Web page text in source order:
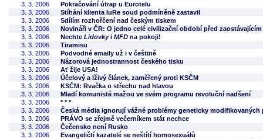
3. 3. 2006
Pokračování útrap u Eurotelu
3. 3. 2006
Stíhání klienta IuRe soud podmíněně zastavil
3. 3. 2006
Sdílím rozhořčení nad českým tiskem
3. 3. 2006
Novináři v ČR: O jedno celé civilizační období před
3. 3. 2006
Nechte Lidovkyi MFD na pokoji!
3. 3. 2006
Tiramisu
3. 3. 2006
Podvodné emaily už i v češtině
3. 3. 2006
Názorová jednostrannost českého tisku
3. 3. 2006
Ať žije USA!
3. 3. 2006
Účelový a lživý článek, zaměřený proti KSČM
3. 3. 2006
KSČM: Rvačka o střechu nad hlavou
3. 3. 2006
Mladí komunisté mažou ve svém programu revoluční nadšení
3. 3. 2006
* * *
3. 3. 2006
Česká média ignorují vážné problémy geneticky modifikovaných
3. 3. 2006
PRÁVO se zřejmě večerníkem stát nechce
3. 3. 2006
Čečensko není Rusko
3. 3. 2006
Evangeličtí kazatelé se neštítí homosexuálů